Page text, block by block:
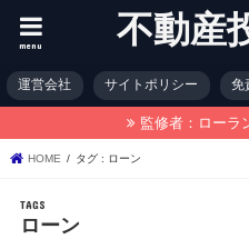
不動産
menu
運営会社 サイトポリシー 免
監修者：ローラ
HOME タグ : ローン
ローン